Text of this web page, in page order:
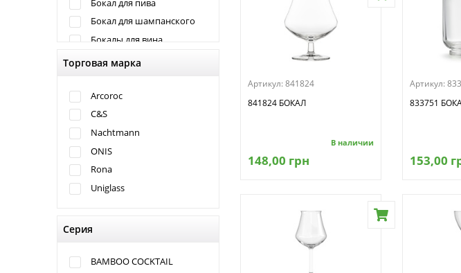
Бокал для пива
Бокал для шампанского
Бокалы для вина
Бокалы для коктейлей
Стакан
Стакан высокий
Торговая марка
Arcoroc
C&S
Nachtmann
ONIS
Rona
Uniglass
Серия
BAMBOO COCKTAIL
Артикул: 841824
841824 БОКАЛ
В наличии
148,00 грн
Артикул:
833751
153,00